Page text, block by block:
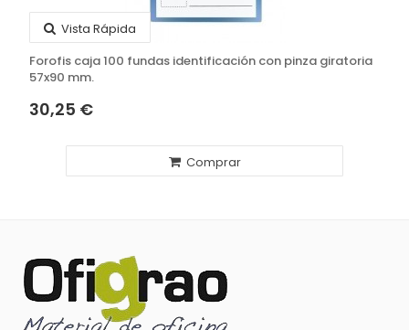
Vista Rápida
Forofis caja 100 fundas identificación con pinza giratoria
57x90 mm.
30,25 €
Comprar